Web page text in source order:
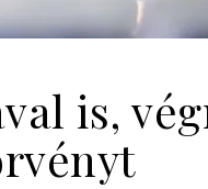
is,